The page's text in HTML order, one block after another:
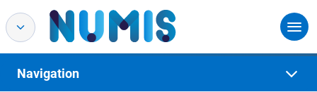
Navigation